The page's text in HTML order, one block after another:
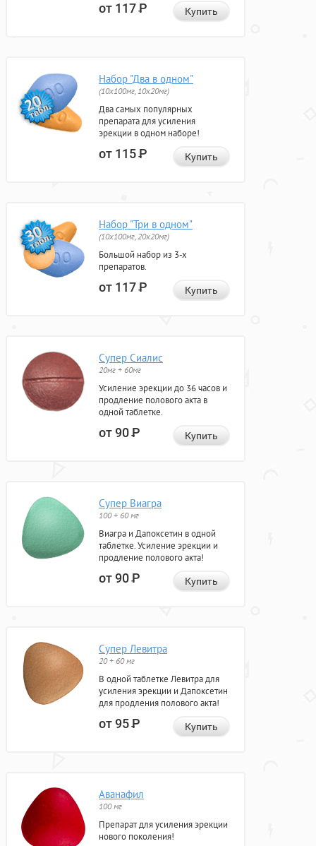
от 117Р Купить
Набор "Два в одном"
(10x100мг, 10x20мг)
Два самых популярных
препарата для усиления
эрекции в одном наборе!
от 115Р Купить
Набор "Три в одном"
(10x100мг, 20x20мг)
Большой набор из 3-х
препаратов.
от 117Р Купить
Супер Сиалис
20мг + 60мг
Усиление эрекции до 36 часов и
продление полового акта в
одной таблетке.
от 90Р Купить
Супер Виагра
100 + 60 мг
Виагра и Дапоксетин в одной
таблетке. Усиление эрекции и
продление полового акта!
от 90Р Купить
Супер Левитра
20 + 60 мг
В одной таблетке Левитра для
усиления эрекции и Дапоксетин
для продления полового акта!
от 95Р Купить
Аванафил
100 мг
Препарат для усиления эрекции
нового поколения!